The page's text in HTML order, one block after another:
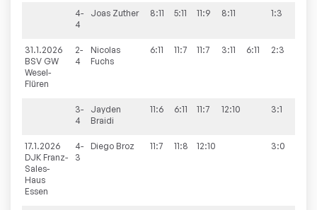
4-
4
Joas Zuther 8:11 5:11 11:9 8:11 1:3
31.1.2026
BSV GW
Wesel-
Flüren
2-
4
Nicolas
Fuchs
6:11 11:7 11:7 3:11 6:11 2:3
3-
4
Jayden
Braidi
11:6 6:11 11:7 12:10 3:1
17.1.2026
DJK Franz-
Sales-
Haus
Essen
4-
3
Diego Broz 11:7 11:8 12:10 3:0